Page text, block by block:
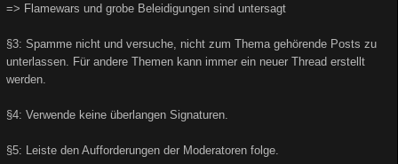
=> Flamewars und grobe Beleidigungen sind untersagt
§3: Spamme nicht und versuche, nicht zum Thema gehörende Posts zu
unterlassen. Für andere Themen kann immer ein neuer Thread erstellt
werden.
§4: Verwende keine überlangen Signaturen.
§5: Leiste den Aufforderungen der Moderatoren folge.